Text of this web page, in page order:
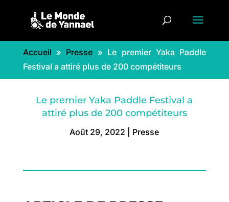
Accueil » Presse » Le premier Yaka Paddle
Festival a attiré plus de 200 compétiteurs
Le premier Yaka Paddle Festival a
attiré plus de 200 compétiteurs
Août 29, 2022 Presse